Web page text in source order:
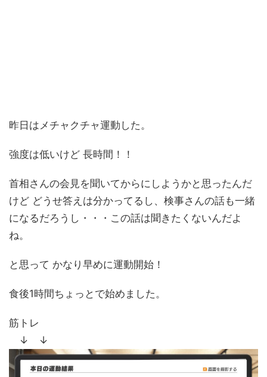
昨日はメチャクチャ運動した。
強度は低いけど 長時間！！
首相さんの会見を聞いてからにしようかと思ったんだ
けど どうせ答えは分かってるし、検事さんの話も一緒
になるだろうし・・・この話は聞きたくないんだよ
ね。
と思って かなり早めに運動開始！
食後1時間ちょっとで始めました。
筋トレ
↓ ↓